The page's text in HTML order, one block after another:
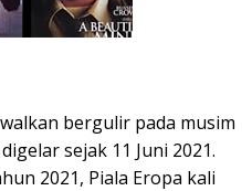
bergulir pada musim
sejak 11 Juni 2021.
2021, Piala Eropa kali